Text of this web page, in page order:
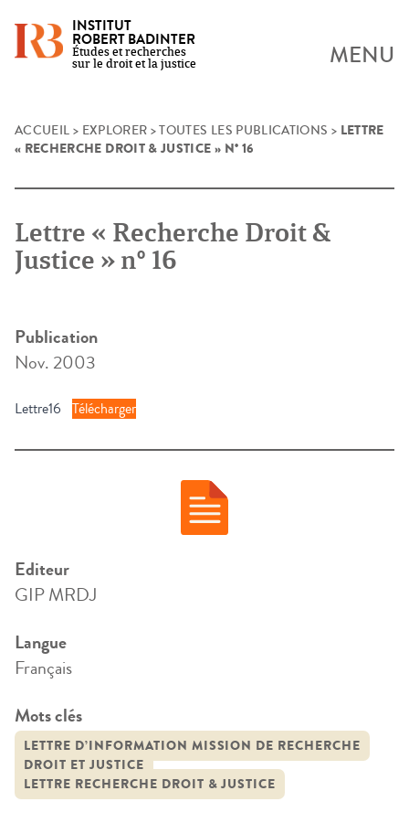
Skip
INSTITUT
ROBERT BADINTER
Études et recherches
sur le droit et la justice
MENU
ACCUEIL > EXPLORER >TOUTES LES PUBLICATIONS > LETTRE
« RECHERCHE DROIT & JUSTICE » N° 16
Lettre « Recherche Droit &
Justice » n° 16
Publication
Nov. 2003
Lettre16 Télécharger
Editeur
GIP MRDJ
Langue
Français
Mots clés
LETTRE D’INFORMATION MISSION DE RECHERCHE
DROIT ET JUSTICE
LETTRE RECHERCHE DROIT & JUSTICE